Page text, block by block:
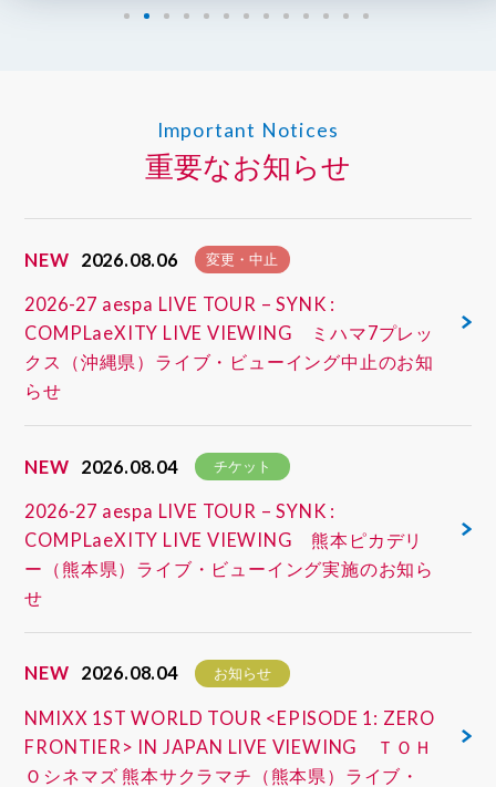
Important Notices
重要なお知らせ
NEW 2026.08.06 変更・中止
2026-27 aespa LIVE TOUR – SYNK :
COMPLaeXITY LIVE VIEWING ミハマ7プレッ
クス（沖縄県）ライブ・ビューイング中止のお知
らせ
NEW 2026.08.04 チケット
2026-27 aespa LIVE TOUR – SYNK :
COMPLaeXITY LIVE VIEWING 熊本ピカデリ
ー（熊本県）ライブ・ビューイング実施のお知ら
せ
NEW 2026.08.04 お知らせ
NMIXX 1ST WORLD TOUR <EPISODE 1: ZERO
FRONTIER> IN JAPAN LIVE VIEWING ＴＯＨ
Ｏシネマズ 熊本サクラマチ（熊本県）ライブ・